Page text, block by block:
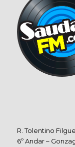
R. Tolentino
6º Andar –